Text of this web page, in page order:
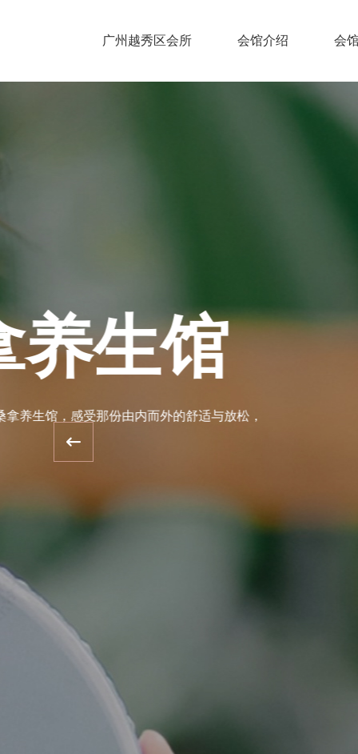
广州越秀区会所 会馆介绍 会
广州
以其卓越的服务和高品质的环境，成为了